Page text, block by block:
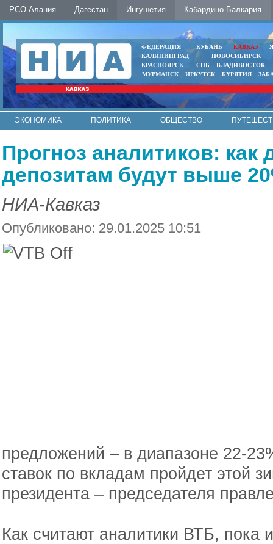
РСО-Алания Дагестан Ингушетия Кабардино-Балкария
ФЕДЕРАЦИЯ КУБАНЬ КАВКАЗ
КАЛИНИНГРАД
НОВОСИБИРСК
КРАСНОЯРСК
СПБ
ВЛАДИВОСТОК
МУРМАНСК
ИРКУТСК БУРЯТИЯ
ЭКОНОМИКА ПОЛИТИКА ОБЩЕСТВО
Прогноз аналитиков: как
депозитам будут выше
НИА-Кавказ
Опубликовано: 29.01.2025 10:51
предложений – в диапазоне 22-
ставок по вкладам пройдет этой
президента – председателя
Как считают аналитики ВТБ, пока